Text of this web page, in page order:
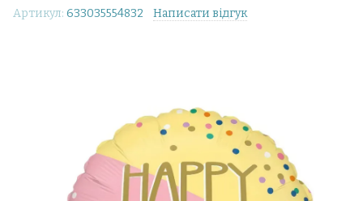
Артикул: 633035554832 Написати відгук